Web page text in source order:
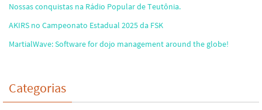
Nossas conquistas na Rádio Popular de Teutônia.
AKIRS no Campeonato Estadual 2025 da FSK
MartialWave: Software for dojo management around the globe!
Categorias